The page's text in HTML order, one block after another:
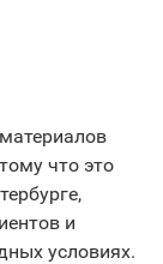
что это
и
условиях.